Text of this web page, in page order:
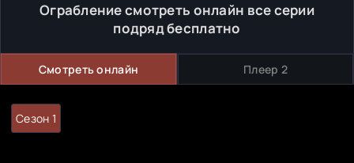
Ограбление смотреть онлайн все серии
подряд бесплатно
Смотреть онлайн Плеер 2
Сезон 1